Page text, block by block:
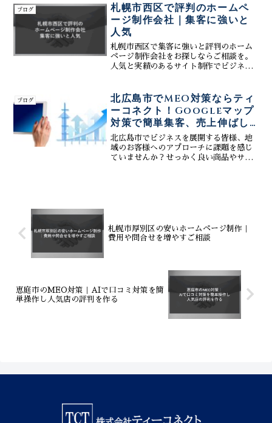
という低コストで、集客に特化したWeb
サイトを実現できます。サーバー管理か
らSEO・MEO対策、誰でもスマホ感覚で
更新できる「簡単操作」のCMSまでをオ
ールインワンで提供。コストを抑えつ
つ、プロの技術と最新のAI活用でビジネ
スを加速させる賢い選択肢について徹底
ブログ
札幌市西区で評判のホームペ
ージ制作会社｜集客に強いと
人気
札幌市西区で集客に強いと評判のホーム
ページ制作会社をお探しならご相談を。
人気と実績のあるサイト制作でビジネス
制作の費用や見積もりなど、お気軽にお
問い合わせください。
ブログ
北広島市でMEO対策ならティ
ーコネクト！Googleマップ
対策で簡単集客、売上伸ばし
たい方必見
北広島市でビジネスを展開する皆様、地
域のお客様へのアプローチに課題を感じ
ていませんか？せっかく良い商品やサー
札幌市厚別区の安いホームページ制作｜
費用や問合せを増やすご相談
恵庭市のMEO対策｜AIで口コミ対策を簡
単操作し人気店の評判を作る